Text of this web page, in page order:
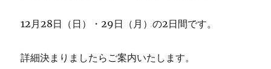
12月28日（日）・29日（月）の2日間です。
詳細決まりましたらご案内いたします。